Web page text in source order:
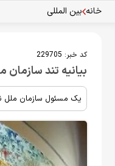
خانه بین المللی
کد خبر: 229705
بیانیه تند سازمان
یک مسئول سازمان ملل